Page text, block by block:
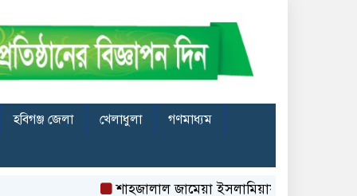
হবিগঞ্জ জেলা খেলাধুলা
গণমাধ্যম
শাহজালাল জামেয়া ইসলামিয়ায় বার্ষিক সাংস্কৃতিক